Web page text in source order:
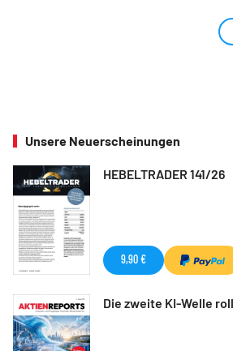
Unsere Neuerscheinungen
HEBELTRADER 141/26
9,90 €
Die zweite KI-Welle